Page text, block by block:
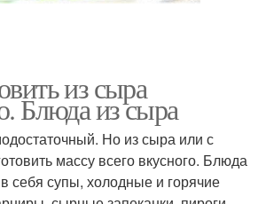
из сыра
Блюда из сыра
Но из сыра или с
массу всего вкусного. Блюда
себя супы, холодные и горячие